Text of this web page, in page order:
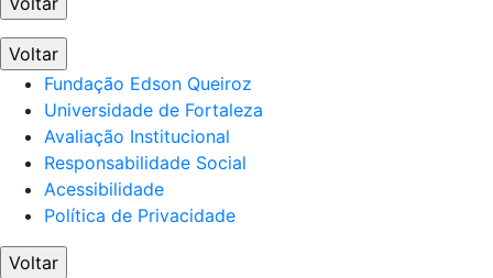
Voltar
Fundação Edson Queiroz
Universidade de Fortaleza
Avaliação Institucional
Responsabilidade Social
Acessibilidade
Política de Privacidade
Voltar